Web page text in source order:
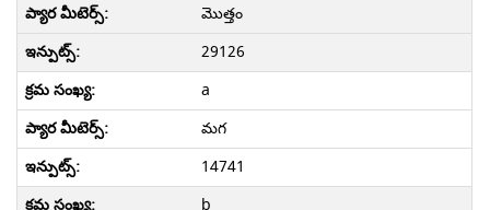
మొత్తం
29126
a
మగ
14741
b